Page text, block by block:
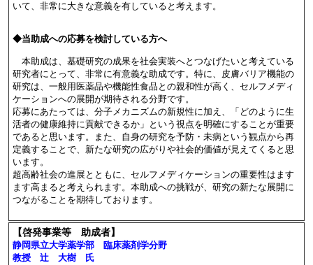
いて、非常に大きな意義を有していると考えます。
◆当助成への応募を検討している方へ
本助成は、基礎研究の成果を社会実装へとつなげたいと考えている
研究者にとって、非常に有意義な助成です。特に、皮膚バリア機能の
研究は、一般用医薬品や機能性食品との親和性が高く、セルフメディ
ケーションへの展開が期待される分野です。
応募にあたっては、分子メカニズムの新規性に加え、「どのように生
活者の健康維持に貢献できるか」という視点を明確にすることが重要
であると思います。また、自身の研究を予防・未病という観点から再
定義することで、新たな研究の広がりや社会的価値が見えてくると思
います。
超高齢社会の進展とともに、セルフメディケーションの重要性はます
ます高まると考えられます。本助成への挑戦が、研究の新たな展開に
つながることを期待しております。
【啓発事業等 助成者】
静岡県立大学薬学部 臨床薬剤学分野
教授 辻 大樹 氏